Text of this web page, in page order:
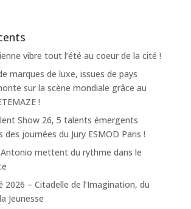
vibre tout l’été au coeur de la cité !
marques de luxe, issues de pays
sur la scène mondiale grâce au
!
Show 26, 5 talents émergents
journées du Jury ESMOD Paris !
mettent du rythme dans le
2026 – Citadelle de l’Imagination, du
Jeunesse